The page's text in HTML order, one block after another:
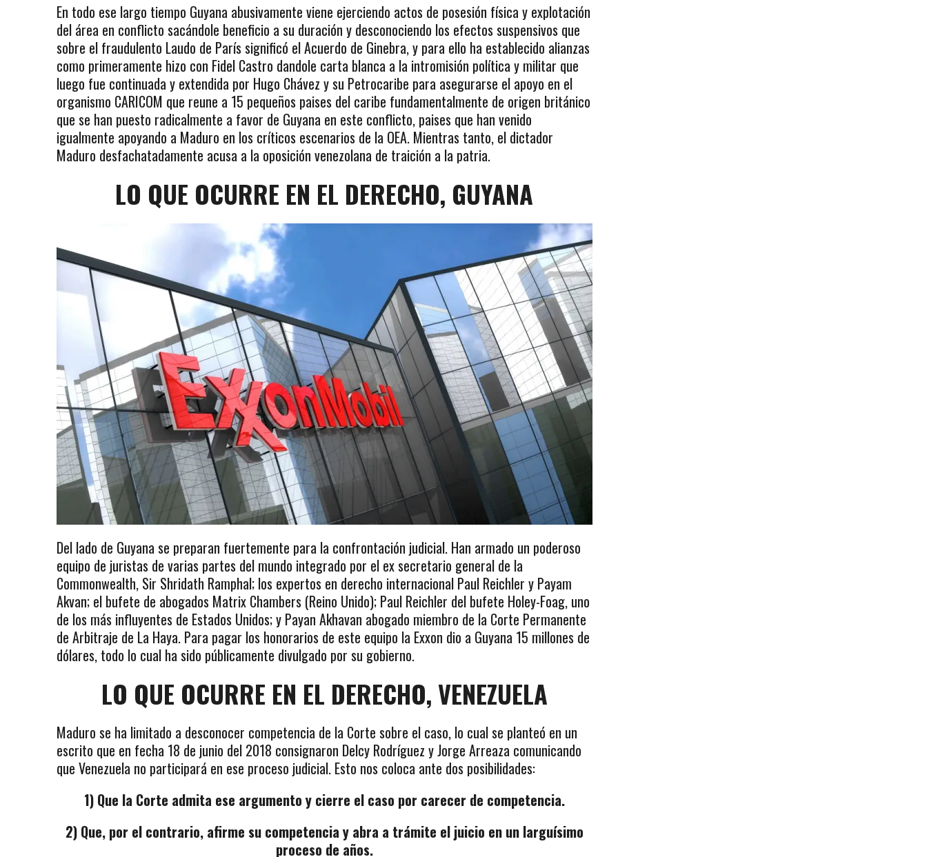
En todo ese largo tiempo Guyana abusivamente viene ejerciendo actos de posesión física y explotación
del área en conflicto sacándole beneficio a su duración y desconociendo los efectos suspensivos que
sobre el fraudulento Laudo de París significó el Acuerdo de Ginebra, y para ello ha establecido alianzas
como primeramente hizo con Fidel Castro dandole carta blanca a la intromisión política y militar que
luego fue continuada y extendida por Hugo Chávez y su Petrocaribe para asegurarse el apoyo en el
organismo CARICOM que reune a 15 pequeños paises del caribe fundamentalmente de origen británico
que se han puesto radicalmente a favor de Guyana en este conflicto, paises que han venido
igualmente apoyando a Maduro en los críticos escenarios de la OEA. Mientras tanto, el dictador
Maduro desfachatadamente acusa a la oposición venezolana de traición a la patria.
LO QUE OCURRE EN EL DERECHO, GUYANA
Del lado de Guyana se preparan fuertemente para la confrontación judicial. Han armado un poderoso
equipo de juristas de varias partes del mundo integrado por el ex secretario general de la
Commonwealth, Sir Shridath Ramphal; los expertos en derecho internacional Paul Reichler y Payam
Akvan; el bufete de abogados Matrix Chambers (Reino Unido); Paul Reichler del bufete Holey-Foag, uno
de los más influyentes de Estados Unidos; y Payan Akhavan abogado miembro de la Corte Permanente
de Arbitraje de La Haya. Para pagar los honorarios de este equipo la Exxon dio a Guyana 15 millones de
dólares, todo lo cual ha sido públicamente divulgado por su gobierno.
LO QUE OCURRE EN EL DERECHO, VENEZUELA
Maduro se ha limitado a desconocer competencia de la Corte sobre el caso, lo cual se planteó en un
escrito que en fecha 18 de junio del 2018 consignaron Delcy Rodríguez y Jorge Arreaza comunicando
que Venezuela no participará en ese proceso judicial. Esto nos coloca ante dos posibilidades:
1) Que la Corte admita ese argumento y cierre el caso por carecer de competencia.
2) Que, por el contrario, afirme su competencia y abra a trámite el juicio en un larguísimo
proceso de años.